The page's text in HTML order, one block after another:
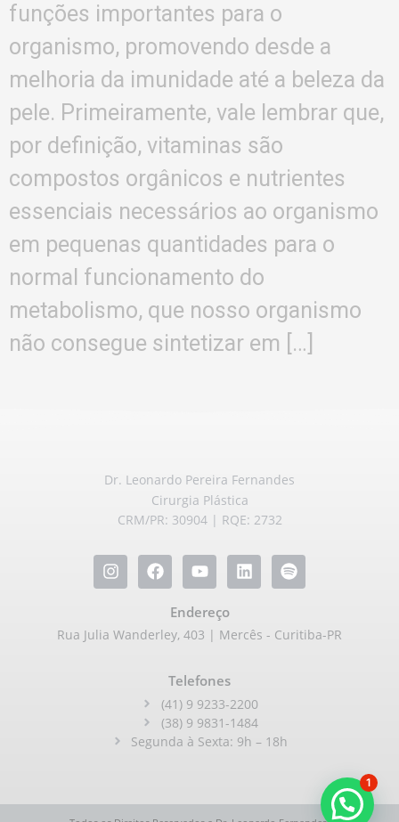
funções importantes para o
organismo, promovendo desde a
melhoria da imunidade até a beleza da
pele. Primeiramente, vale lembrar que,
por definição, vitaminas são
compostos orgânicos e nutrientes
essenciais necessários ao organismo
em pequenas quantidades para o
normal funcionamento do
metabolismo, que nosso organismo
não consegue sintetizar em […]
Dr. Leonardo Pereira Fernandes
Cirurgia Plástica
CRM/PR: 30904 | RQE: 2732
Endereço
Rua Julia Wanderley, 403 | Mercês - Curitiba-PR
Telefones
(41) 9 9233-2200
(38) 9 9831-1484
Segunda à Sexta: 9h – 18h
1